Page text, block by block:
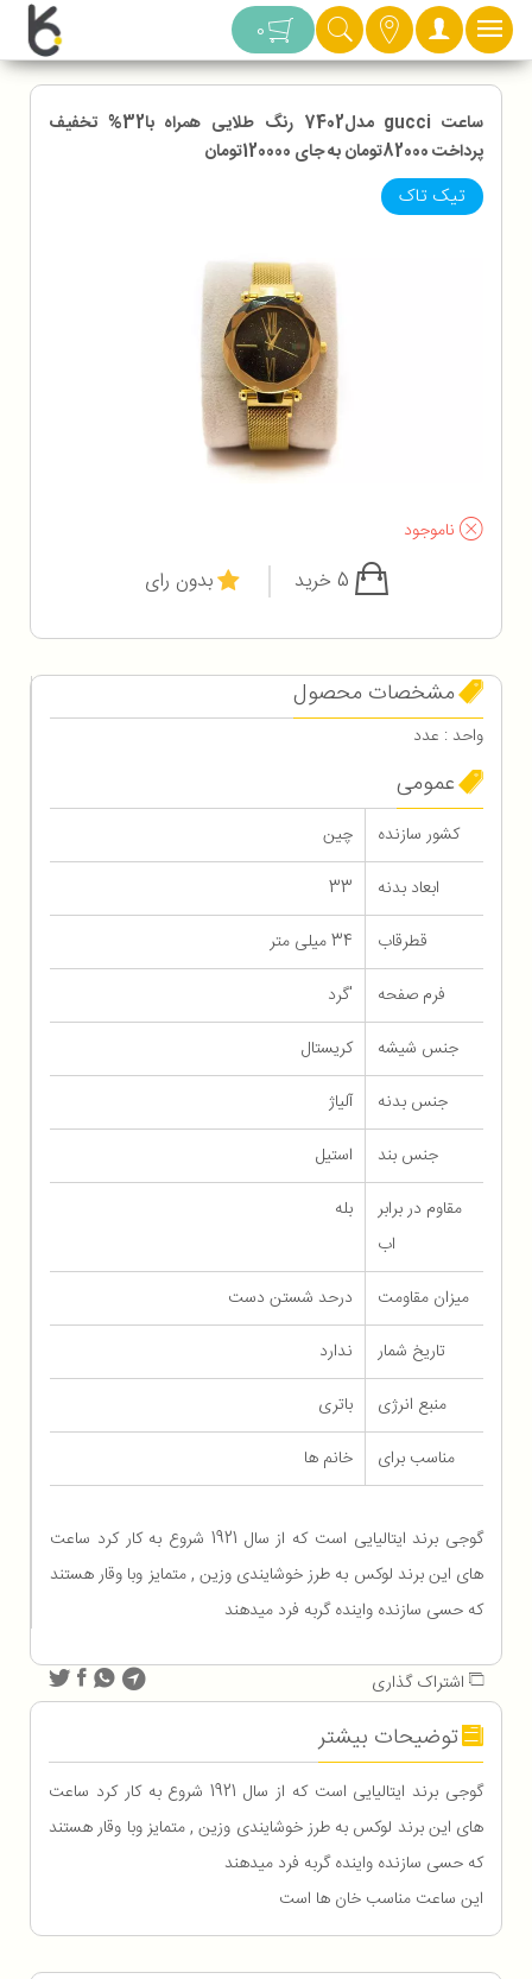
دسته بندی 0
ساعت gucci مدل7402 رنگ طلایی همراه با32% تخفیف
پرداخت 82000تومان به جای 120000تومان
تیک تاک
ناموجود
بدون رای
مشخصات محصول
واحد : عدد
عمومی
کشور سازنده
چین
ابعاد بدنه
33
قطرقاب
34 میلی متر
فرم صفحه
'گرد
جنس شیشه
کریستال
جنس بدنه
آلیاژ
جنس بند
استیل
مقاوم در برابر
اب
بله
میزان مقاومت
درحد شستن دست
تاریخ شمار
ندارد
منبع انرژی
باتری
مناسب برای
خانم ها
گوجی برند ایتالیایی است که از سال 1921 شروع به کار کرد ساعت
های این برند لوکس به طرز خوشایندی وزین , متمایز وبا وقار هستند
که حسی سازنده واینده گربه فرد میدهند
اشتراک گذاری
توضیحات بیشتر
گوجی برند ایتالیایی است که از سال 1921 شروع به کار کرد ساعت
های این برند لوکس به طرز خوشایندی وزین , متمایز وبا وقار هستند
که حسی سازنده واینده گربه فرد میدهند
این ساعت مناسب خان ها است